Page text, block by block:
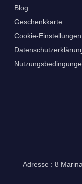
Blog
Geschenkkarte
Cookie-Einstellungen
Adresse : 8